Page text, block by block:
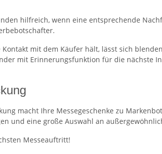
hilfreich, wenn eine entsprechende
mit dem Käufer hält, lässt sich
mit Erinnerungsfunktion für die nächste
macht Ihre Messegeschenke zu
und eine große Auswahl an
Messeauftritt!